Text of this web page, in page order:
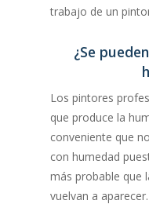
trabajo de un
¿Se
Los pintores
que produce la
conveniente que
con humedad
más probable que
vuelvan a